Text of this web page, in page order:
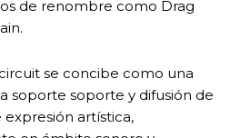
de renombre como Drag
se concibe como una
soporte soporte y difusión de
expresión artística,